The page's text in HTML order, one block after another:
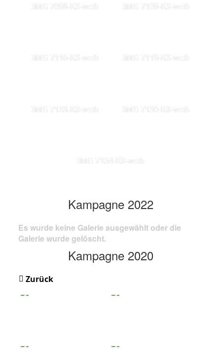
IMG 7098-KS-web IMG 7109-KS-web
IMG 7116-KS-web IMG 7119-KS-web
IMG 7123-KS-web IMG 7130-KS-web
IMG 7134-KS-web
Kampagne 2022
Es wurde keine Galerie ausgewählt oder die
Galerie wurde gelöscht.
Kampagne 2020
Zurück